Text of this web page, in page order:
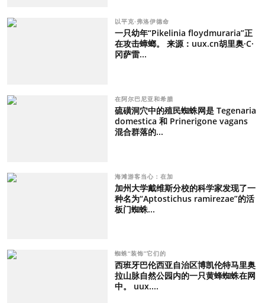
以平克·弗洛伊德命
一只幼年“Pikelinia floydmuraria”正
在攻击蟑螂。 来源：uux.cn胡里奥·C·
冈萨雷...
在阿尔巴尼亚和希腊
硫磺洞穴中的殖民蜘蛛网是 Tegenaria
domestica 和 Prinerigone vagans
混合群落的...
海滩游客当心：在加
加州大学戴维斯分校的科学家发现了一
种名为“Aptostichus ramirezae”的活
板门蜘蛛...
蜘蛛“装饰”它们的
西班牙巴伦西亚自治区博凯伦特马里奥
拉山脉自然公园内的一只黄蜂蜘蛛在网
中。 uux....